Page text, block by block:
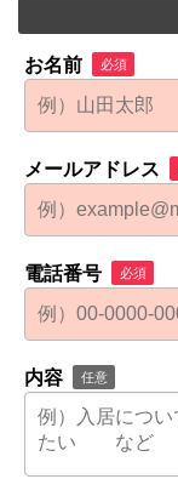
お名前 必須
メールアドレス
電話番号 必須
内容 任意